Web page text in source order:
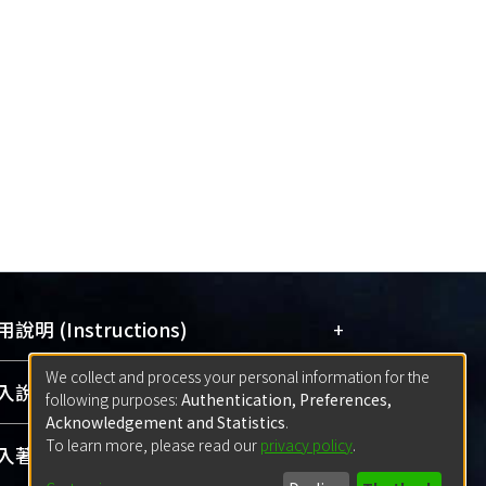
說明 (Instructions) +
站簡介(Quickstart Guide)
用手冊(Instruction Manual)
線上預約服務(Booking Service)
說明 (Sign-in) +
案一：臺灣大學計算機中心帳號登入
著作 (Submission) +
We collect and process your personal information for the
following purposes: Authentication, Preferences,
Acknowledgement and Statistics.
To learn more, please read our privacy policy.